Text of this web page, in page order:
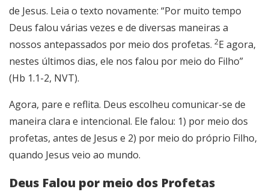
de Jesus. Leia o texto novamente: “Por muito tempo
Deus falou várias vezes e de diversas maneiras a
nossos antepassados por meio dos profetas. 2E agora,
nestes últimos dias, ele nos falou por meio do Filho”
(Hb 1.1-2, NVT).
Agora, pare e reflita. Deus escolheu comunicar-se de
maneira clara e intencional. Ele falou: 1) por meio dos
profetas, antes de Jesus e 2) por meio do próprio Filho,
quando Jesus veio ao mundo.
Deus Falou por meio dos Profetas